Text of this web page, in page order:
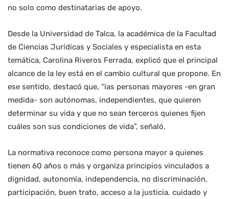
no solo como destinatarias de apoyo.
Desde la Universidad de Talca, la académica de la Facultad
de Ciencias Jurídicas y Sociales y especialista en esta
temática, Carolina Riveros Ferrada, explicó que el principal
alcance de la ley está en el cambio cultural que propone. En
ese sentido, destacó que, “las personas mayores -en gran
medida- son autónomas, independientes, que quieren
determinar su vida y que no sean terceros quienes fijen
cuáles son sus condiciones de vida”, señaló.
La normativa reconoce como persona mayor a quienes
tienen 60 años o más y organiza principios vinculados a
dignidad, autonomía, independencia, no discriminación,
participación, buen trato, acceso a la justicia, cuidado y